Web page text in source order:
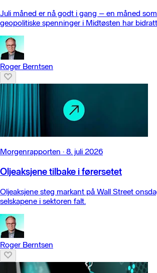
Juli måned er nå godt i gang – en måned
geopolitiske spenninger i Midtøsten har
Roger Berntsen
Morgenrapporten · 8. juli 2026
Oljeaksjene tilbake i førersetet
Oljeaksjene steg markant på Wall Street
selskapene i sektoren falt.
Roger Berntsen